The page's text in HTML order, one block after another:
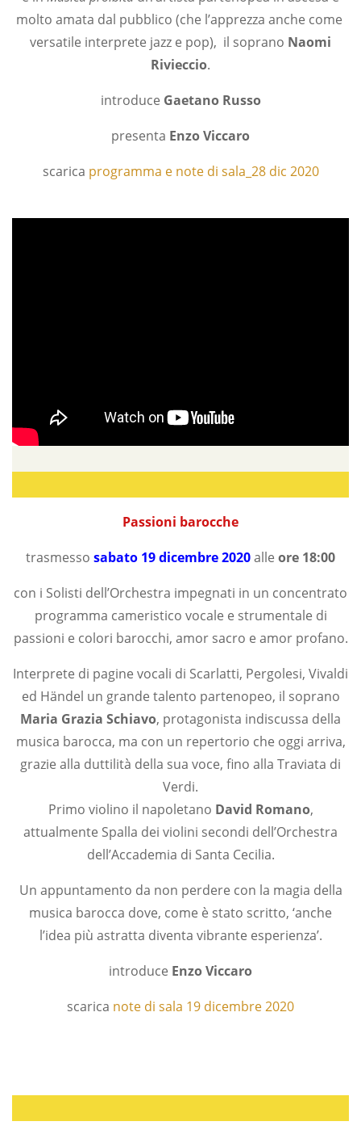
molto amata dal pubblico (che l’apprezza anche come
versatile interprete jazz e pop), il soprano Naomi
Rivieccio.
introduce Gaetano Russo
presenta Enzo Viccaro
scarica programma e note di sala_28 dic 2020
Passioni barocche
trasmesso sabato 19 dicembre 2020alle ore 18:00
con i Solisti dell’Orchestra impegnati in un concentrato
programma cameristico vocale e strumentale di
passioni e colori barocchi, amor sacro e amor profano.
Interprete di pagine vocali di Scarlatti, Pergolesi, Vivaldi
ed Händel un grande talento partenopeo, il soprano
Maria Grazia Schiavo, protagonista indiscussa della
musica barocca, ma con un repertorio che oggi arriva,
grazie alla duttilità della sua voce, fino alla Traviata di
Verdi.
Primo violino il napoletano David Romano,
attualmente Spalla dei violini secondi dell’Orchestra
dell’Accademia di Santa Cecilia.
Un appuntamento da non perdere con la magia della
musica barocca dove, come è stato scritto, ‘anche
l’idea più astratta diventa vibrante esperienza’.
introduce Enzo Viccaro
scarica note di sala 19 dicembre 2020